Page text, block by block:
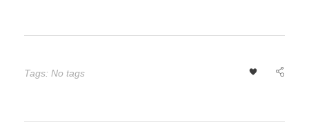
Tags: No tags